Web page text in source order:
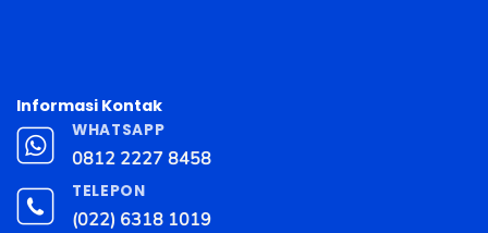
Informasi Kontak
WHATSAPP
0812 2227 8458
TELEPON
(022) 6318 1019